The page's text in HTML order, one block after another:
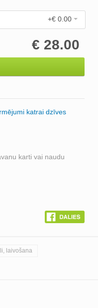
+€ 0.00
€ 28.00
katrai dzīves
karti vai naudu
laivošana